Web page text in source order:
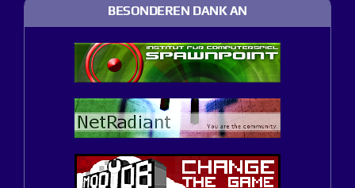
BESONDEREN DANK AN